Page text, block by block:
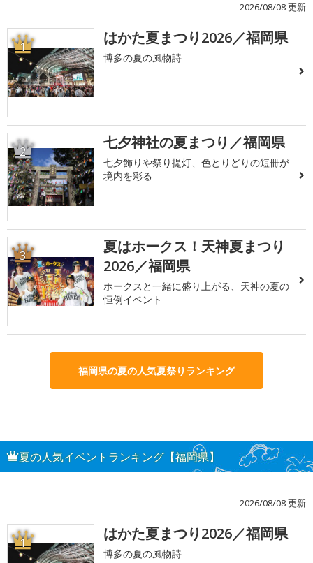
2026/08/08 更新
1 はかた夏まつり2026／福岡県
博多の夏の風物詩
2 七夕神社の夏まつり／福岡県
七夕飾りや祭り提灯、色とりどりの短冊が
境内を彩る
3
夏はホークス！天神夏まつり
2026／福岡県
ホークスと一緒に盛り上がる、天神の夏の
恒例イベント
福岡県の夏の人気夏祭りランキング
夏の人気イベントランキング【福岡県】
2026/08/08 更新
1 はかた夏まつり2026／福岡県
博多の夏の風物詩